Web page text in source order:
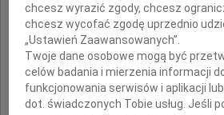
chcesz wyrazić zgody, chcesz
chcesz wycofać zgodę uprzednio
„Ustawień Zaawansowanych”.
Twoje dane osobowe mogą być
celów badania i mierzenia informacji
funkcjonowania serwisów i aplikacji
dot. świadczonych Tobie usług. Jeśli